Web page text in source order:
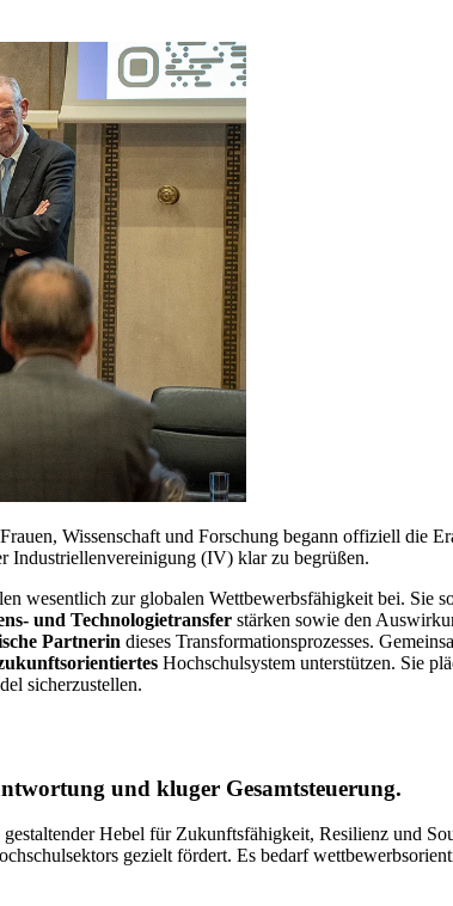
Wissenschaft und Forschung begann offiziell die
Industriellenvereinigung (IV) klar zu begrüßen.
wesentlich zur globalen Wettbewerbsfähigkeit bei. Sie
und Technologietransfer stärken sowie den
Partnerin dieses Transformationsprozesses.
Hochschulsystem unterstützen. Sie
sicherzustellen.
und kluger Gesamtsteuerung.
Hebel für Zukunftsfähigkeit, Resilienz und
gezielt fördert. Es bedarf